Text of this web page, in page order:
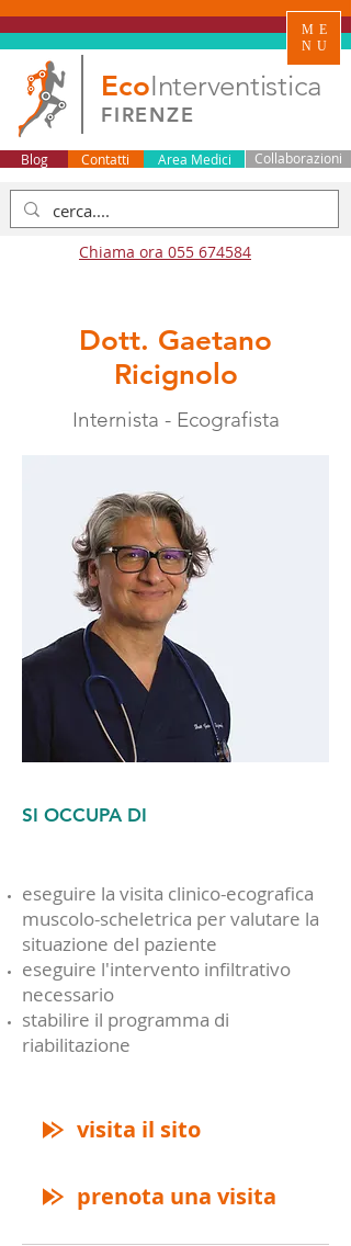
EcoInterventistica
FIRENZE
Collaborazioni
Area Medici
Contatti
Blog
Chiama ora 055 674584
ME
NU
Dott. Gaetano
Ricignolo
Internista - Ecografista
SI OCCUPA DI
eseguire la visita clinico-ecografica
muscolo-scheletrica per valutare la
situazione del paziente
eseguire l'intervento infiltrativo
necessario
stabilire il programma di
riabilitazione
t visita il sito
t prenota una visita